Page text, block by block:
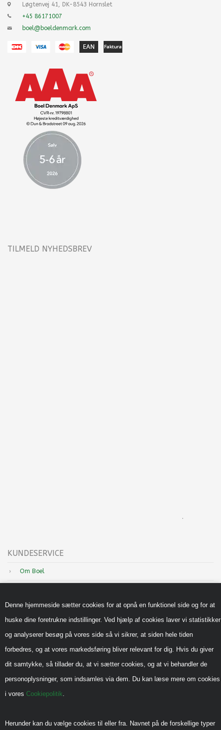
Denne hjemmeside sætter cookies for at opnå en funktionel side og for at
huske dine foretrukne indstillinger. Ved hjælp af cookies laver vi statistikker
og analyserer besøg på vores side så vi sikrer, at siden hele tiden
forbedres, og at vores markedsføring bliver relevant for dig. Hvis du giver
dit samtykke, så tillader du, at vi sætter cookies, og at vi behandler de
personoplysninger, som indsamles via dem. Du kan læse mere om cookies
i vores Cookiepolitik.
Herunder kan du vælge cookies til eller fra. Navnet på de forskellige typer
Løgtenvej 41, DK-8543 Hornslet
+45 86171007
boel@boeldenmark.com
TILMELD NYHEDSBREV
.
KUNDESERVICE
Om Boel
Inspiration
Sådan handler du hos os
Cookiepolitik
Privatlivspolitik
Reklamebeskyttet (CVR)